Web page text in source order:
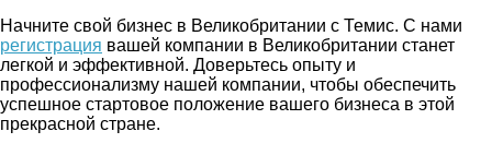
Начните свой бизнес в Великобритании с Темис. С нами
регистрация вашей компании в Великобритании станет
легкой и эффективной. Доверьтесь опыту и
профессионализму нашей компании, чтобы обеспечить
успешное стартовое положение вашего бизнеса в этой
прекрасной стране.